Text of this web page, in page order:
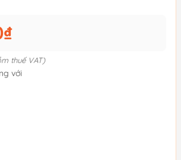
thuế VAT)
với